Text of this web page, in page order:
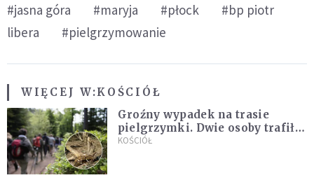
#jasna góra #maryja #płock
#bp piotr
libera
#pielgrzymowanie
WIĘCEJ W:KOŚCIÓŁ
Groźny wypadek na trasie
pielgrzymki. Dwie osoby trafiły
do szpitala
KOŚCIÓŁ